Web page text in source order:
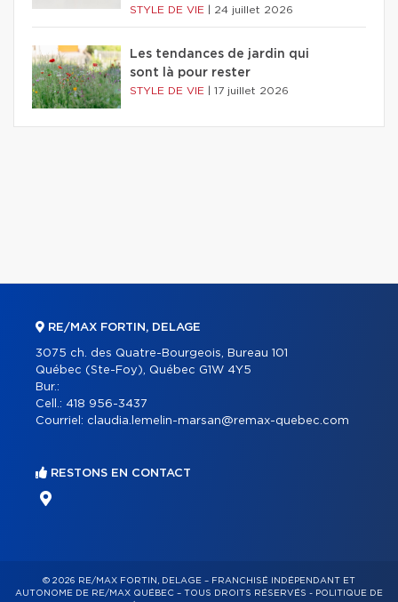
STYLE DE VIE 24 juillet 2026
Les tendances de jardin qui
sont là pour rester
STYLE DE VIE 17 juillet 2026
RE/MAX FORTIN, DELAGE
3075 ch. des Quatre-Bourgeois, Bureau 101
Québec (Ste-Foy), Québec G1W 4Y5
Bur.:
Cell.: 418 956-3437
Courriel: claudia.lemelin-marsan@remax-quebec.com
RESTONS EN CONTACT
© 2026 RE/MAX FORTIN, DELAGE – FRANCHISÉ INDÉPENDANT ET
AUTONOME DE RE/MAX QUÉBEC – TOUS DROITS RÉSERVÉS - POLITIQUE DE